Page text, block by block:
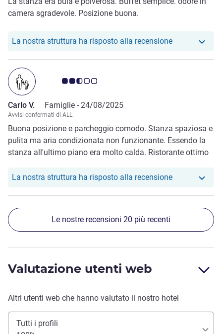
camera sgradevole. Posizione buona.
La nostra struttura ha risposto alla recensioneIl nostro hotel
Giudizio clienti 2.5/5
Carlo V. Famiglie - 24/08/2025
Avvisi confermati di ALL
Buona posizione e parcheggio comodo. Stanza spaziosa e
pulita ma aria condizionata non funzionante. Essendo la
stanza all'ultimo piano era molto calda. Ristorante ottimo
La nostra struttura ha risposto alla recensioneIl nostro hotel
Le nostre recensioni 20 più recenti
Valutazione utenti web
Altri utenti web che hanno valutato il nostro hotel
Tutti i profili